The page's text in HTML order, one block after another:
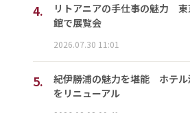
4.
リトアニアの手仕事の魅力 東
館で展覧会
2026.07.30 11:01
5.
紀伊勝浦の魅力を堪能 ホテル
をリニューアル